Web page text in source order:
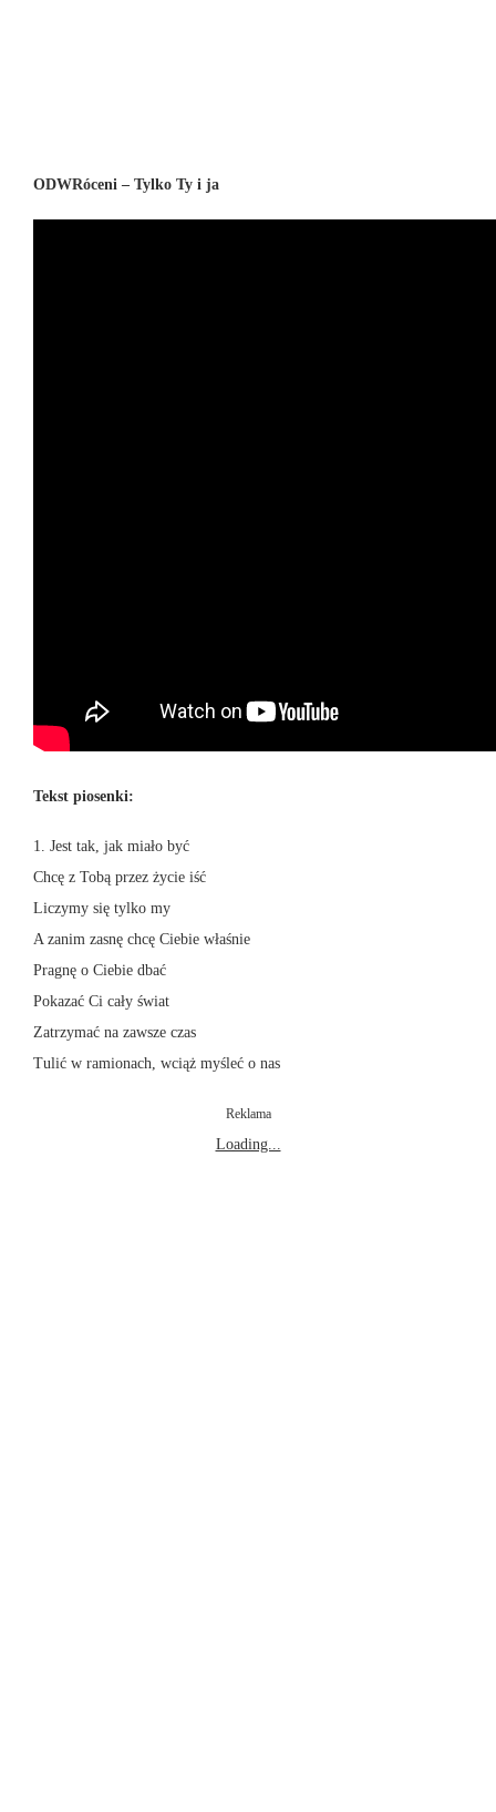
ODWRóceni – Tylko Ty i ja
Tekst piosenki:
1. Jest tak, jak miało być
Chcę z Tobą przez życie iść
Liczymy się tylko my
A zanim zasnę chcę Ciebie właśnie
Pragnę o Ciebie dbać
Pokazać Ci cały świat
Zatrzymać na zawsze czas
Tulić w ramionach, wciąż myśleć o nas
Reklama
Loading...